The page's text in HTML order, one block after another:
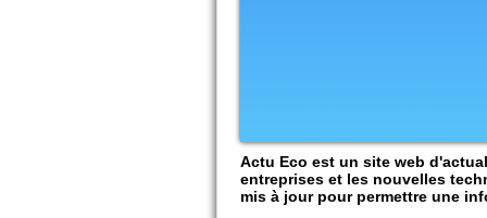
Actu Eco est un site web
entreprises et les nouvelles
mis à jour pour permettre une